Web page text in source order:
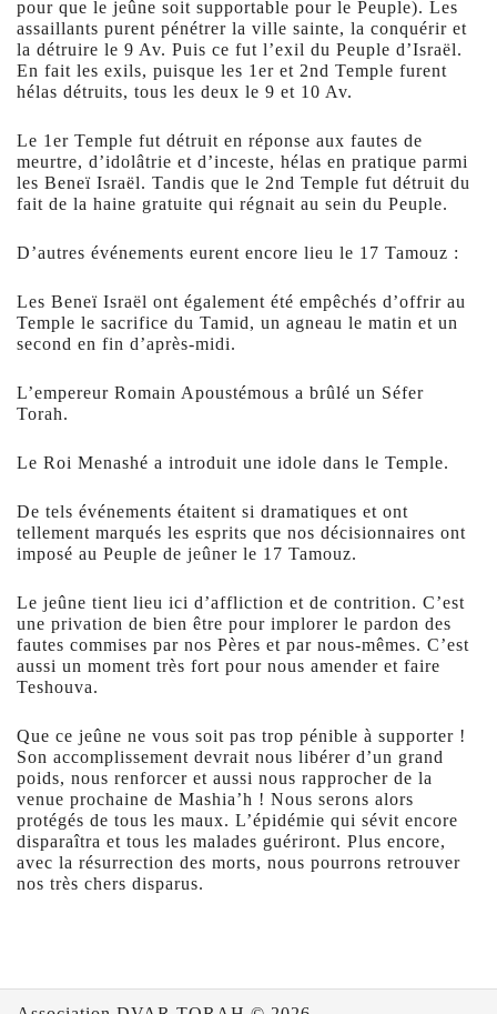
pour que le jeûne soit supportable pour le Peuple). Les
assaillants purent pénétrer la ville sainte, la conquérir et
la détruire le 9 Av. Puis ce fut l’exil du Peuple d’Israël.
En fait les exils, puisque les 1er et 2nd Temple furent
hélas détruits, tous les deux le 9 et 10 Av.
Le 1er Temple fut détruit en réponse aux fautes de
meurtre, d’idolâtrie et d’inceste, hélas en pratique parmi
les Beneï Israël. Tandis que le 2nd Temple fut détruit du
fait de la haine gratuite qui régnait au sein du Peuple.
D’autres événements eurent encore lieu le 17 Tamouz :
Les Beneï Israël ont également été empêchés d’offrir au
Temple le sacrifice du Tamid, un agneau le matin et un
second en fin d’après-midi.
L’empereur Romain Apoustémous a brûlé un Séfer
Torah.
Le Roi Menashé a introduit une idole dans le Temple.
De tels événements étaitent si dramatiques et ont
tellement marqués les esprits que nos décisionnaires ont
imposé au Peuple de jeûner le 17 Tamouz.
Le jeûne tient lieu ici d’affliction et de contrition. C’est
une privation de bien être pour implorer le pardon des
fautes commises par nos Pères et par nous-mêmes. C’est
aussi un moment très fort pour nous amender et faire
Teshouva.
Que ce jeûne ne vous soit pas trop pénible à supporter !
Son accomplissement devrait nous libérer d’un grand
poids, nous renforcer et aussi nous rapprocher de la
venue prochaine de Mashia’h ! Nous serons alors
protégés de tous les maux. L’épidémie qui sévit encore
disparaîtra et tous les malades guériront. Plus encore,
avec la résurrection des morts, nous pourrons retrouver
nos très chers disparus.